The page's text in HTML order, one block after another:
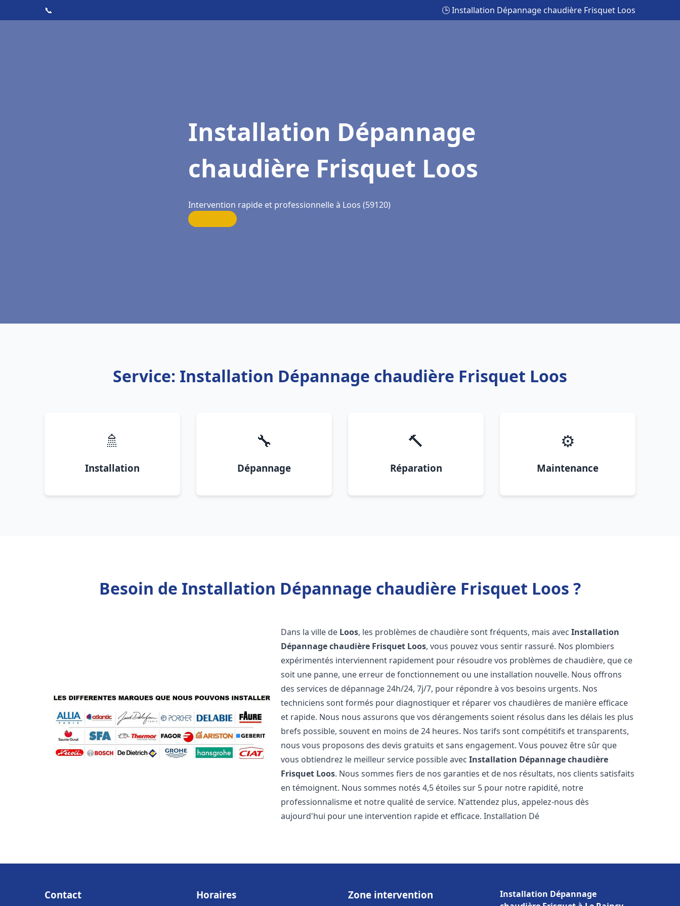
📞 🕒 Installation Dépannage chaudière Frisquet Loos
Installation Dépannage
chaudière Frisquet Loos
Intervention rapide et professionnelle à Loos (59120)
Service: Installation Dépannage chaudière Frisquet Loos
🚿
Installation
🔧
Dépannage
🔨
Réparation
⚙️
Maintenance
Besoin de Installation Dépannage chaudière Frisquet Loos ?
Dans la ville de Loos, les problèmes de chaudière sont fréquents, mais avecInstallation
Dépannage chaudière Frisquet Loos, vous pouvez vous sentir rassuré. Nos plombiers
expérimentés interviennent rapidement pour résoudre vos problèmes de chaudière, que ce
soit une panne, une erreur de fonctionnement ou une installation nouvelle. Nous offrons
des services de dépannage 24h/24, 7j/7, pour répondre à vos besoins urgents. Nos
techniciens sont formés pour diagnostiquer et réparer vos chaudières de manière efficace
et rapide. Nous nous assurons que vos dérangements soient résolus dans les délais les plus
brefs possible, souvent en moins de 24 heures. Nos tarifs sont compétitifs et transparents,
nous vous proposons des devis gratuits et sans engagement. Vous pouvez être sûr que
vous obtiendrez le meilleur service possible avecInstallation Dépannage chaudière
Frisquet Loos. Nous sommes fiers de nos garanties et de nos résultats, nos clients satisfaits
en témoignent. Nous sommes notés 4,5 étoiles sur 5 pour notre rapidité, notre
professionnalisme et notre qualité de service. N'attendez plus, appelez-nous dès
aujourd'hui pour une intervention rapide et efficace. Installation Dé
Contact Horaires Zone intervention
Installation Dépannage